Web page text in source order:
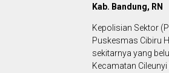
Kab. Bandung, RN
Kepolisian Sektor
Puskesmas Cibiru
sekitarnya yang
Kecamatan